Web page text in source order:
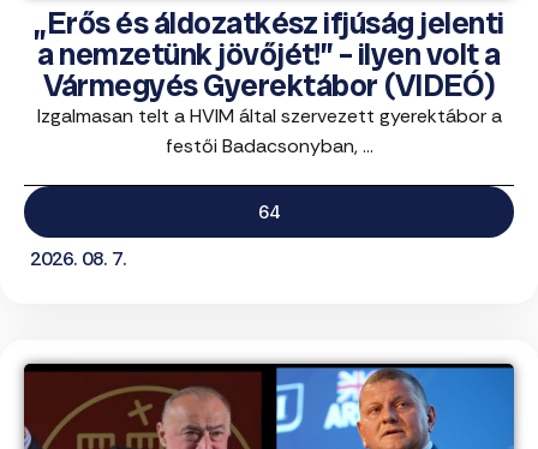
„Erős és áldozatkész ifjúság jelenti
a nemzetünk jövőjét!” – ilyen volt a
Vármegyés Gyerektábor (VIDEÓ)
Izgalmasan telt a HVIM által szervezett gyerektábor a
festői Badacsonyban, ...
64
2026. 08. 7.